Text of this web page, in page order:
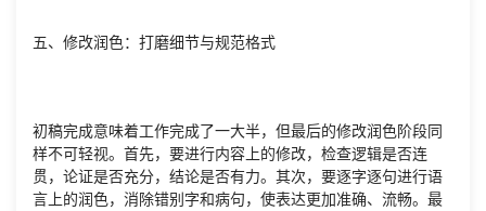
五、修改润色：打磨细节与规范格式
初稿完成意味着工作完成了一大半，但最后的修改润色阶段同
样不可轻视。首先，要进行内容上的修改，检查逻辑是否连
贯，论证是否充分，结论是否有力。其次，要逐字逐句进行语
言上的润色，消除错别字和病句，使表达更加准确、流畅。最